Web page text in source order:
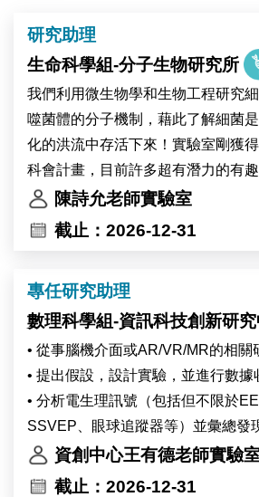
研究助理
生命科學組-分子生物研究所
我們利用微生物學和生物工程研究
噬菌體的分子機制，藉此了解細菌
化的洪流中存活下來！實驗室剛獲
科會計畫，目前許多超有潛力的有
探討！詳細研究內容依助理的興趣
歡迎同學來信討論工作內容～
陳詩允老師實驗室
截止：2026-12-31
專任研究助理
數理科學組-資訊科技創新研
• 從事腦機介面或AR/VR/MR的相關
• 提出假設，設計實驗，並進行數據
• 分析電生理訊號（包括但不限於
SSVEP、眼球追蹤器等）並彙總發
• 撰寫科學論文並發表成果。
• 與其他團隊成員合作，記錄和轉移
資創中心王有德老師實驗
截止：2026-12-31